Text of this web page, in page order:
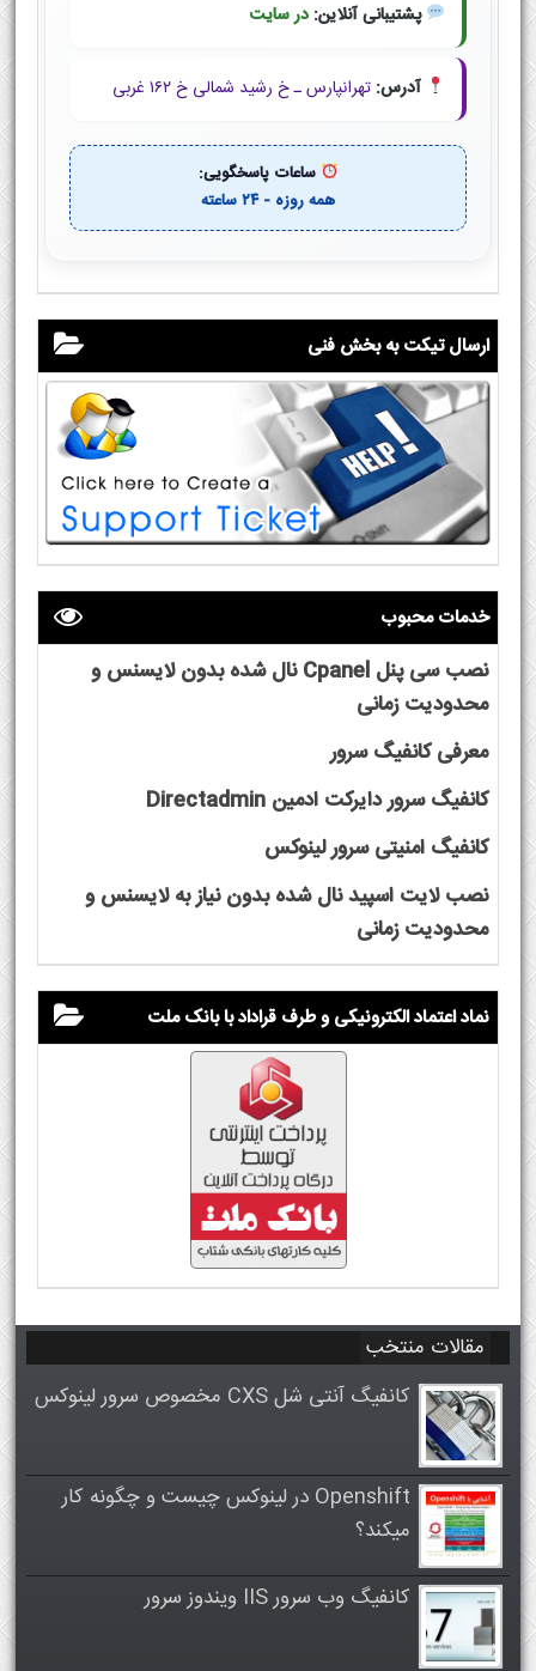
پشتیبانی آنلاین: در سایت
آدرس: تهرانپارس ـ خ رشید شمالی خ ۱۶۲ غربی
ساعات پاسخگویی:
همه روزه - ۲۴ ساعته
ارسال تیکت به بخش فنی
خدمات محبوب
نصب سی پنل Cpanel نال شده بدون لایسنس و
محدودیت زمانی
معرفی کانفیگ سرور
کانفیگ سرور دایرکت ادمین Directadmin
کانفیگ امنیتی سرور لینوکس
نصب لایت اسپید نال شده بدون نیاز به لایسنس و
محدودیت زمانی
نماد اعتماد الکترونیکی و طرف قراداد با بانک ملت
مقالات منتخب
کانفیگ آنتی شل CXS مخصوص سرور لینوکس
Openshift در لینوکس چیست و چگونه کار
میکند؟
کانفیگ وب سرور IIS ویندوز سرور